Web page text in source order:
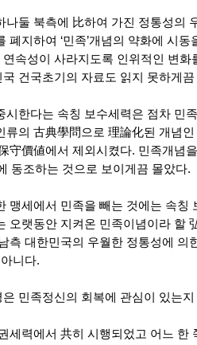
둘 북측에 比하여 가진 정통성의
폐지하여 ‘민족’개념의 약화에 시
속성이 사라지도록 인위적인 변
건국초기의 자료도 읽지 못하게
시한다는 속칭 보수세력은 점차 민
류의 古典學問으로 理論化된 개념
守價値에서 제외시켰다. 민족개념
동조하는 것으로 보이게끔 몰았다.
맹세에서 민족을 빼는 것에는 속칭
오랫동안 지켜온 민족이념이라 할
측 대한민국의 우월한 정통성에 의
니다.
민족정신의 회복에 관심이 있는
세력에서 共히 시행되었고 어느 한